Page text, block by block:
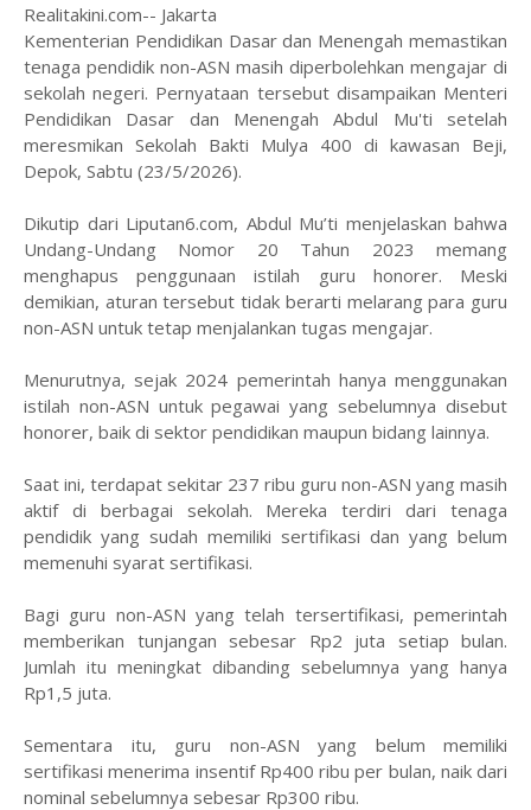
Realitakini.com-- Jakarta
Kementerian Pendidikan Dasar dan Menengah memastikan
tenaga pendidik non-ASN masih diperbolehkan mengajar di
sekolah negeri. Pernyataan tersebut disampaikan Menteri
Pendidikan Dasar dan Menengah Abdul Mu'ti setelah
meresmikan Sekolah Bakti Mulya 400 di kawasan Beji,
Depok, Sabtu (23/5/2026).
Dikutip dari Liputan6.com, Abdul Mu’ti menjelaskan bahwa
Undang-Undang Nomor 20 Tahun 2023 memang
menghapus penggunaan istilah guru honorer. Meski
demikian, aturan tersebut tidak berarti melarang para guru
non-ASN untuk tetap menjalankan tugas mengajar.
Menurutnya, sejak 2024 pemerintah hanya menggunakan
istilah non-ASN untuk pegawai yang sebelumnya disebut
honorer, baik di sektor pendidikan maupun bidang lainnya.
Saat ini, terdapat sekitar 237 ribu guru non-ASN yang masih
aktif di berbagai sekolah. Mereka terdiri dari tenaga
pendidik yang sudah memiliki sertifikasi dan yang belum
memenuhi syarat sertifikasi.
Bagi guru non-ASN yang telah tersertifikasi, pemerintah
memberikan tunjangan sebesar Rp2 juta setiap bulan.
Jumlah itu meningkat dibanding sebelumnya yang hanya
Rp1,5 juta.
Sementara itu, guru non-ASN yang belum memiliki
sertifikasi menerima insentif Rp400 ribu per bulan, naik dari
nominal sebelumnya sebesar Rp300 ribu.